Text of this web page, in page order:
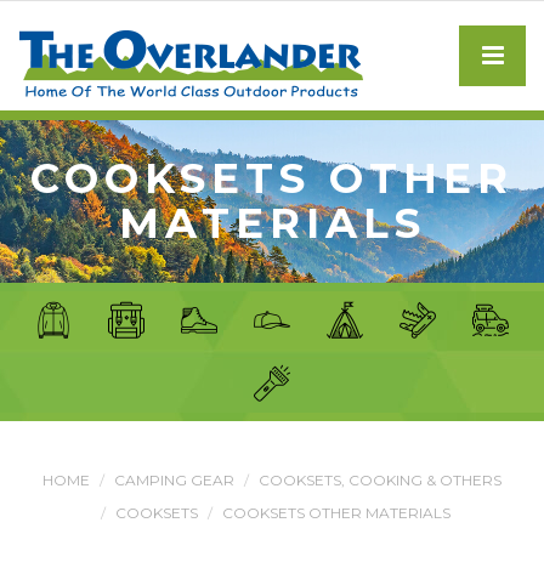
COOKSETS OTHER
MATERIALS
HOME CAMPING GEAR
COOKSETS, COOKING & OTHERS
COOKSETS
COOKSETS OTHER MATERIALS